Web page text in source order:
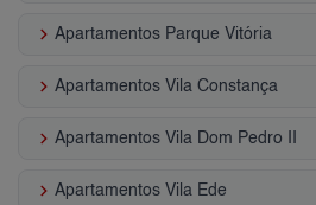
keyboard_arrow_right Apartamentos Parque Vitória
keyboard_arrow_right Apartamentos Vila Constança
keyboard_arrow_right Apartamentos Vila Dom Pedro II
keyboard_arrow_right Apartamentos Vila Ede